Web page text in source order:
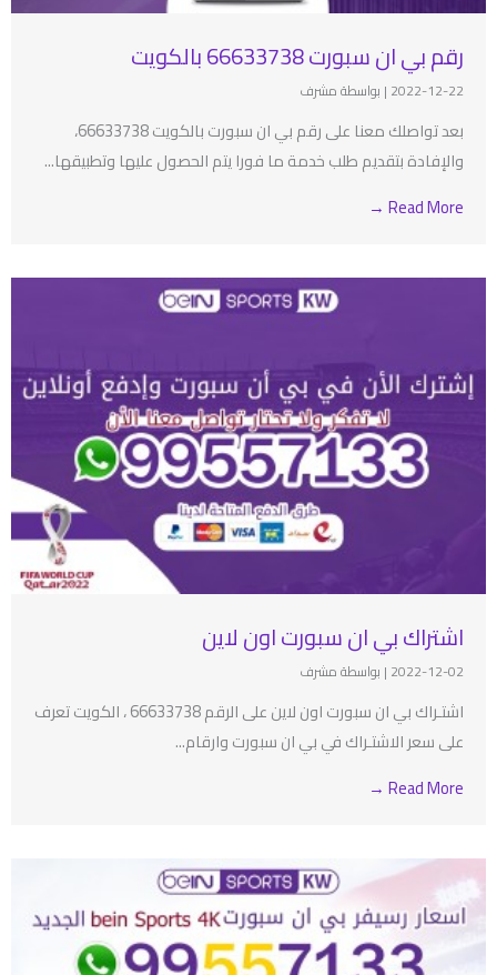
رقم بي ان سبورت 66633738 بالكويت
2022-12-22
| بواسطة مشرف
بعد تواصلك معنا على رقم بي ان سبورت بالكويت 66633738،
والإفادة بتقديم طلب خدمة ما فورا يتم الحصول عليها وتطبيقها...
Read More →
اشتراك بي ان سبورت اون لاين
2022-12-02
| بواسطة مشرف
اشتـراك بي ان سبورت اون لاين على الرقم 66633738 ، الكويت تعرف
على سعر الاشتـراك في بي ان سبورت وارقام...
Read More →